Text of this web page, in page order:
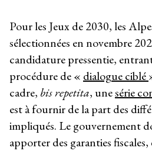
Pour les Jeux de 2030, les
sélectionnées en novembre
candidature pressentie,
procédure de « dialogue ciblé
cadre, bis repetita, unesérie
est à fournir de la part des
impliqués. Le gouvernement
apporter des garanties